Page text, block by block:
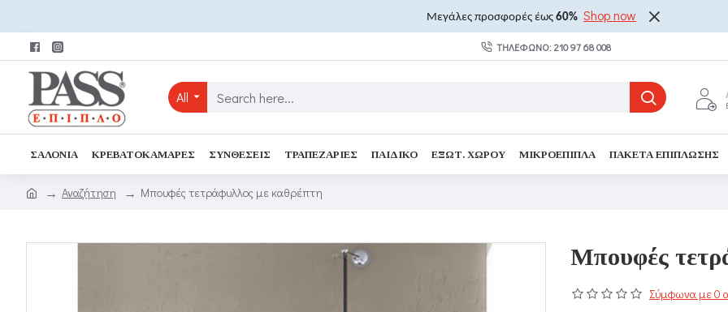
Μεγάλες προσφορές έως 60% Shop now
ΤΗΛΈΦΩΝΟ: 210 97 68 008
All
ΣΑΛΌΝΙΑ ΚΡΕΒΑΤΟΚΆΜΑΡΕΣ ΣΥΝΘΈΣΕΙΣ ΤΡΑΠΕΖΑΡΊΕΣ ΠΑΙΔΙΚΌ ΕΞΩΤ. ΧΏΡΟΥ ΜΙΚΡΟΈΠΙΠΛΑ ΠΑΚΈΤΑ ΕΠΊΠΛΩΣΗΣ
Αναζήτηση Μπουφές τετράφυλλος με καθρέπτη
Μπουφές
Σύμφωνα με 0